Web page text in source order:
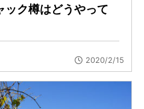
ック樽はどうやって
2020/2/15